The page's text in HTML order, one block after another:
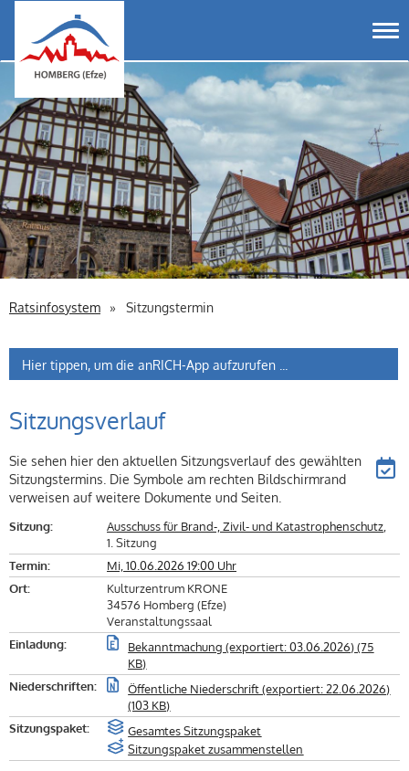
Ratsinfosystem Sitzungstermin
Hier tippen, um die anRICH-App aufzurufen ...
Sitzungsverlauf
Sie sehen hier den aktuellen Sitzungsverlauf des gewählten
Sitzungstermins. Die Symbole am rechten Bildschirmrand
verweisen auf weitere Dokumente und Seiten.
Sitzung: Ausschuss für Brand-, Zivil- und Katastrophenschutz
1. Sitzung
Termin:
Mi, 10.06.2026 19:00 Uhr
Ort:
Kulturzentrum KRONE
34576 Homberg (Efze)
Veranstaltungssaal
Einladung:
Bekanntmachung (exportiert: 03.06.2026) (75
KB)
Niederschriften:
Öffentliche Niederschrift (exportiert: 22.06.2026)
(103 KB)
Sitzungspaket:
Gesamtes Sitzungspaket
Sitzungspaket zusammenstellen